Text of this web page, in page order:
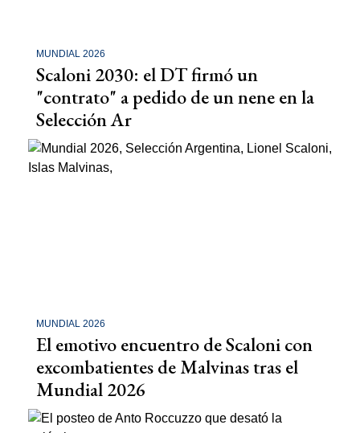
MUNDIAL 2026
Scaloni 2030: el DT firmó un
"contrato" a pedido de un nene en la
Selección Ar
MUNDIAL 2026
El emotivo encuentro de Scaloni con
excombatientes de Malvinas tras el
Mundial 2026